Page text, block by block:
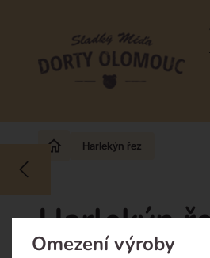
Dorty
Zakázkové
poctivá
cukrárna
Harlekýn řez
Harlekýn
Omezení výroby